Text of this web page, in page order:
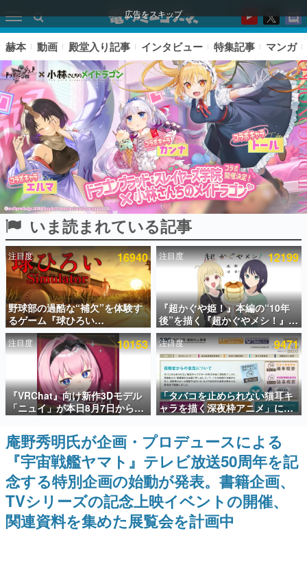
広告をスキップ
ピックアップ
電ファミのいま読まれている記事ランキング
アプリセール情報
インタビュー
連載・特集一覧
殿堂入り記事
SNS拡散数が数千以上！ ページビュー数万以上！ などな
ど。多くの人々に読まれた、電ファミ渾身の“殿堂入り”記
事をまとめました。
ゲームの企画書
名作ゲームクリエイターの方々に製作時のエピソードをお
聞きし、ヒットする企画（ゲーム）とは何か？を探ってい
きます。
赫本
この物語を解いてはいけない。『赫本』は、〈試験問題〉
の形をした短編ホラー小説集です。
赫本 動画 殿堂入り記事 インタビュー 特集記事 マンガ
いま読まれている記事
注目度 16940
野球部の過酷な“補欠”を体験す
るゲーム『球ひろい
Simulator』が「1件」のウィッ
シュリストをもとにチェコ語に
対応しSNSで話題に。『キング
ダム・カム』開発元やチェコの
プロ野球選手から称賛の声
注目度 12199
『超かぐや姫！』本編の“10年
後”を描く『超かぐやメシ！』
Web連載決定。新たなWebマン
ガレーベル「ビビビコミック」
にて特別話が掲載スタート、あ
のお話には…まだ続きがある！
注目度 10153
『VRChat』向け新作3Dモデル
「ニュイ」が本日8月7日から
BOOTHにて発売。瞳に光る星
や感情豊かな表情が、小悪魔か
わいい
注目度 9471
「タバコを止められない猫耳キ
ャラを描く深夜枠アニメ」に視
聴者の一部から批判意見。違法
薬物の使用と思しき描写も含め
て、BPOが議論を交わす
庵野秀明氏が企画・プロデュースによる
『宇宙戦艦ヤマト』テレビ放送50周年を記
念する特別企画の始動が発表。書籍企画、
TVシリーズの記念上映イベントの開催、
関連資料を集めた展覧会を計画中